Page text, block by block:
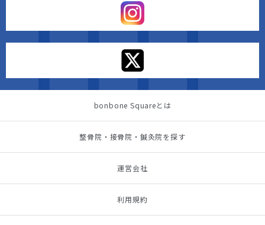
bonbone Squareとは
整骨院・接骨院・鍼灸院を探す
運営会社
利用規約